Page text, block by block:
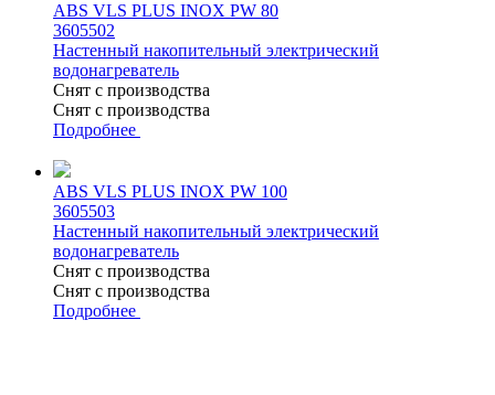
ABS VLS PLUS INOX PW 80
3605502
Настенный накопительный электрический
водонагреватель
Снят с производства
Снят с производства
Подробнее
ABS VLS PLUS INOX PW 100
3605503
Настенный накопительный электрический
водонагреватель
Снят с производства
Снят с производства
Подробнее